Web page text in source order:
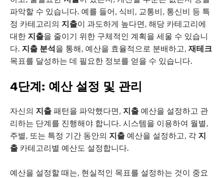
파악할 수 있습니다. 예를 들어, 식비, 교통비, 통신비 등 특
정 카테고리의 지출이 과도하게 높다면, 해당 카테고리에
대한 지출을 줄이기 위한 구체적인 계획을 세울 수 있습니
다. 지출 분석을 통해, 예산을 효율적으로 분배하고, 재테크
목표를 달성하는 데 필요한 정보를 얻을 수 있습니다.
4단계: 예산 설정 및 관리
자신의 지출 패턴을 파악했다면, 지출 예산을 설정하고 관
리하는 단계를 진행해야 합니다. 시스템을 이용하여 월별,
주별, 또는 특정 기간 동안의 지출 예산을 설정하고, 각 지
출 카테고리별 예산도 설정합니다.
예산을 설정할 때는, 현실적인 목표를 설정하는 것이 중요